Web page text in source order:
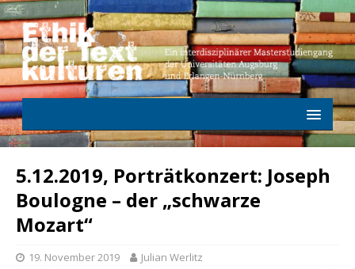
5.12.2019, Porträtkonzert: Joseph
Boulogne – der „schwarze
Mozart“
19. November 2019 Julian Werlitz